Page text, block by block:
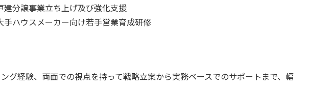
建分譲事業立ち上げ及び強化支援
手ハウスメーカー向け若手営業育成研修
経験、両面での視点を持って戦略立案から実務ベースでのサポートまで、幅